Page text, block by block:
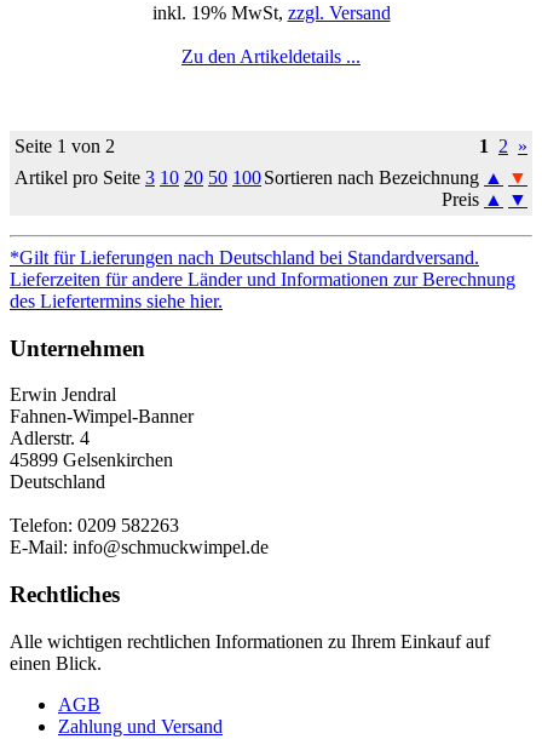
inkl. 19% MwSt, zzgl. Versand
Zu den Artikeldetails ...
Seite 1 von 2 1 2 »
Artikel pro Seite 3 10 20 50 100Sortieren nach Bezeichnung ▲
▼
Preis ▲ ▼
*Gilt für Lieferungen nach Deutschland bei Standardversand.
Lieferzeiten für andere Länder und Informationen zur Berechnung
des Liefertermins siehe hier.
Unternehmen
Erwin Jendral
Fahnen-Wimpel-Banner
Adlerstr. 4
45899 Gelsenkirchen
Deutschland
Telefon: 0209 582263
E-Mail: info@schmuckwimpel.de
Rechtliches
Alle wichtigen rechtlichen Informationen zu Ihrem Einkauf auf
einen Blick.
AGB
Zahlung und Versand